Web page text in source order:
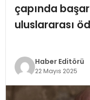
SIYASET
EĞITIM
MAGAZIN
çapında
uluslararası
Haber Editörü
22 Mayıs 2025